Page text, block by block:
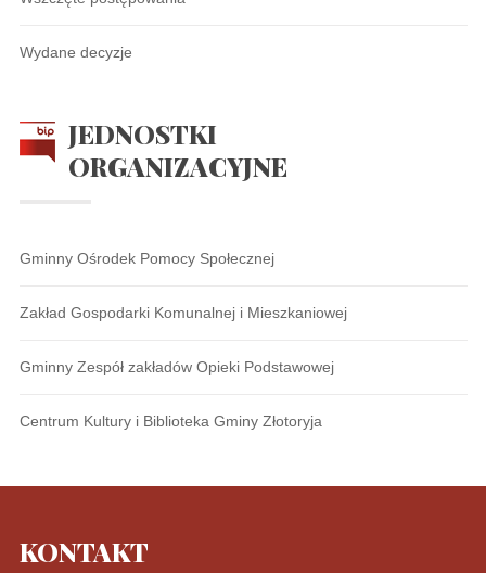
Wydane decyzje
JEDNOSTKI
ORGANIZACYJNE
Gminny Ośrodek Pomocy Społecznej
Zakład Gospodarki Komunalnej i Mieszkaniowej
Gminny Zespół zakładów Opieki Podstawowej
Centrum Kultury i Biblioteka Gminy Złotoryja
KONTAKT